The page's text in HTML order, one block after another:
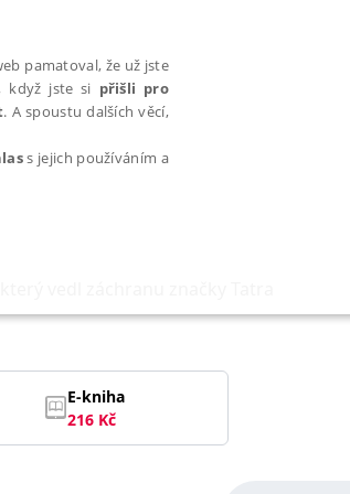
vedl záchranu značky Tatra
E-kniha
216 Kč
pamatoval, že už jste
když jste si přišli pro
. A spoustu dalších věcí,
s jejich používáním a
NEZAŘAZENÉ SOUBORY
soubory
bez nezbytně nutných souborů cookie správně používat.